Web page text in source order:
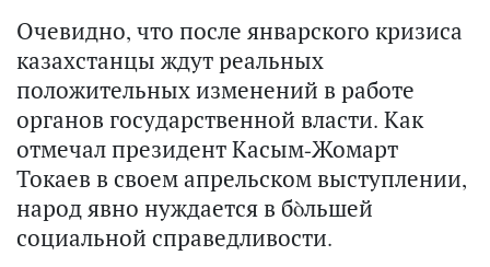
Очевидно, что после январского кризиса
казахстанцы ждут реальных
положительных изменений в работе
органов государственной власти. Как
отмечал президент Касым-Жомарт
Токаев в своем апрельском выступлении,
народ явно нуждается в бòльшей
социальной справедливости.